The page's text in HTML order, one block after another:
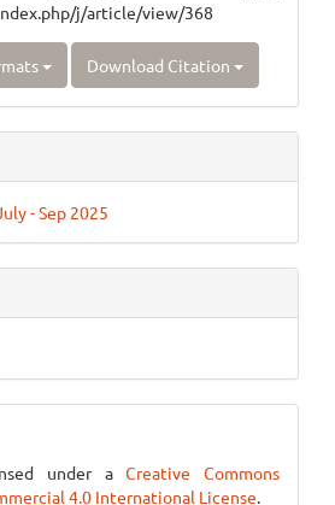
j/article/view/368
Download Citation
- Sep 2025
under aCreative Commons
4.0 International License.